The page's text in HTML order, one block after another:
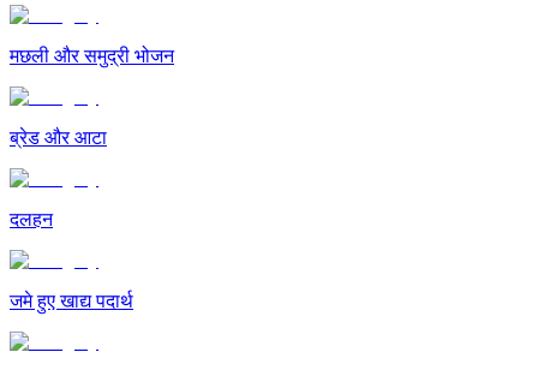
मछली और समुद्री भोजन
ब्रेड और आटा
दलहन
जमे हुए खाद्य पदार्थ